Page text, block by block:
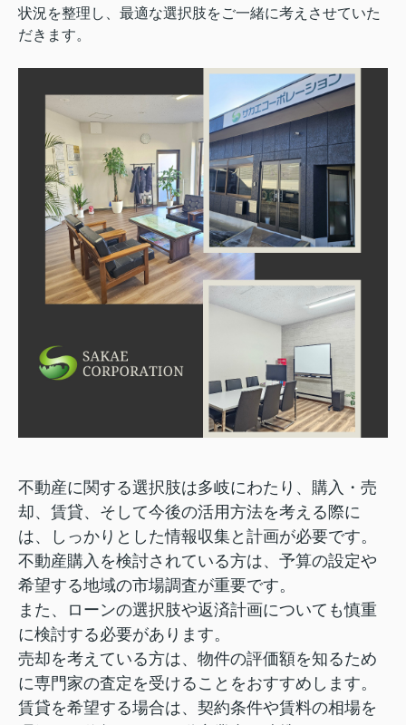
状況を整理し、最適な選択肢をご一緒に考えさせていた
だきます。
不動産に関する選択肢は多岐にわたり、購入・売
却、賃貸、そして今後の活用方法を考える際に
は、しっかりとした情報収集と計画が必要です。
不動産購入を検討されている方は、予算の設定や
希望する地域の市場調査が重要です。
また、ローンの選択肢や返済計画についても慎重
に検討する必要があります。
売却を考えている方は、物件の評価額を知るため
に専門家の査定を受けることをおすすめします。
賃貸を希望する場合は、契約条件や賃料の相場を